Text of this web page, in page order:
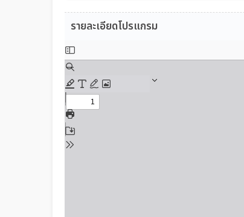
รายละเอียดโปรแกรม